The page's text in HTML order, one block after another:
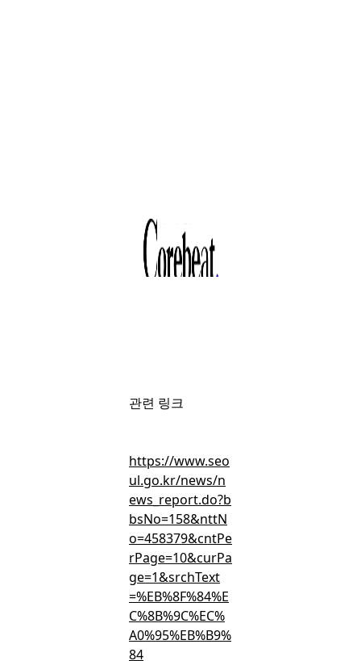
도시정비형
재개발 법적상한
용적률 1.2배 확대
무료 회원가입
이미 회원이신가요?로그인
관련 링크
https://www.seo
ul.go.kr/news/n
ews_report.do?b
bsNo=158&nttN
o=458379&cntPe
rPage=10&curPa
ge=1&srchText
=%EB%8F%84%E
C%8B%9C%EC%
A0%95%EB%B9%
84